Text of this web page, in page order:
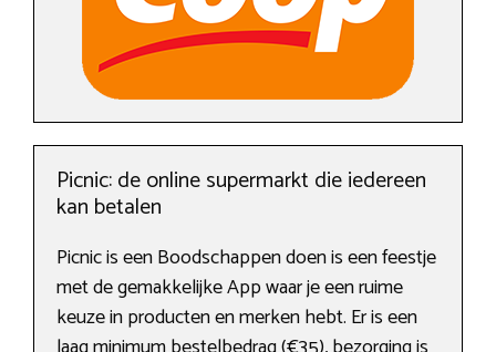
Picnic: de online supermarkt die iedereen
kan betalen
Picnic is een Boodschappen doen is een feestje
met de gemakkelijke App waar je een ruime
keuze in producten en merken hebt. Er is een